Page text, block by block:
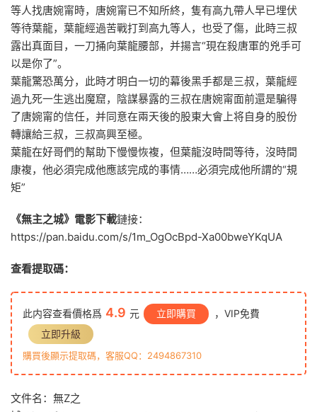
等人找唐婉甯時，唐婉甯已不知所終，隻有高九帶人早已埋伏
等待葉龍，葉龍經過苦戰打到高九等人，也受了傷，此時三叔
露出真面目，一刀捅向葉龍腰部，并揚言“現在殺唐軍的兇手可
以是你了”。
葉龍驚恐萬分，此時才明白一切的幕後黑手都是三叔，葉龍經
過九死一生逃出魔窟，陰謀暴露的三叔在唐婉甯面前還是騙得
了唐婉甯的信任，并同意在兩天後的股東大會上将自身的股份
轉讓給三叔，三叔高興至極。
葉龍在好哥們的幫助下慢慢恢複，但葉龍沒時間等待，沒時間
康複，他必須完成他應該完成的事情……必須完成他所謂的“規
矩”
《無主之城》電影下載鏈接：
https://pan.baidu.com/s/1m_OgOcBpd-Xa00bweYKqUA
查看提取碼：
此内容查看價格爲 4.9 元 立即購買
，VIP免費
立即升級
購買後顯示提取碼，客服QQ：2494867310
文件名：無Z之